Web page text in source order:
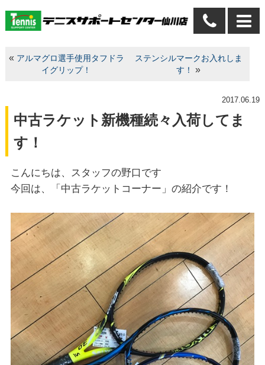
« アルマグロ選手使用タフドラ
イグリップ！
ステンシルマークお入れしま
す！
»
2017.06.19
中古ラケット新機種続々入荷してま
す！
こんにちは、スタッフの野口です
今回は、「中古ラケットコーナー」の紹介です！